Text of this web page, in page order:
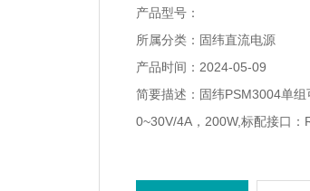
产品型号：
所属分类：固纬直流电源
产品时间：2024-05-09
简要描述：固纬PSM3004单
0~30V/4A，200W,标配接口：